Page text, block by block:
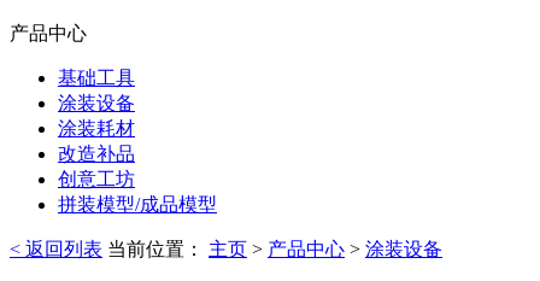
产品中心
基础工具
涂装设备
涂装耗材
改造补品
创意工坊
拼装模型/成品模型
< 返回列表 当前位置： 主页 > 产品中心 > 涂装设备